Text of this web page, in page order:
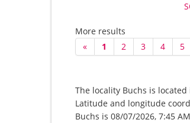
More results
«
1 2 3 4 5
The locality Buchs is
Latitude and longitude
Buchs is 08/07/2026, 7:45